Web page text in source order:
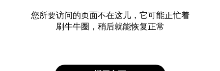
您所要访问的页面不在这儿，它可能正忙着
刷牛牛圈，稍后就能恢复正常